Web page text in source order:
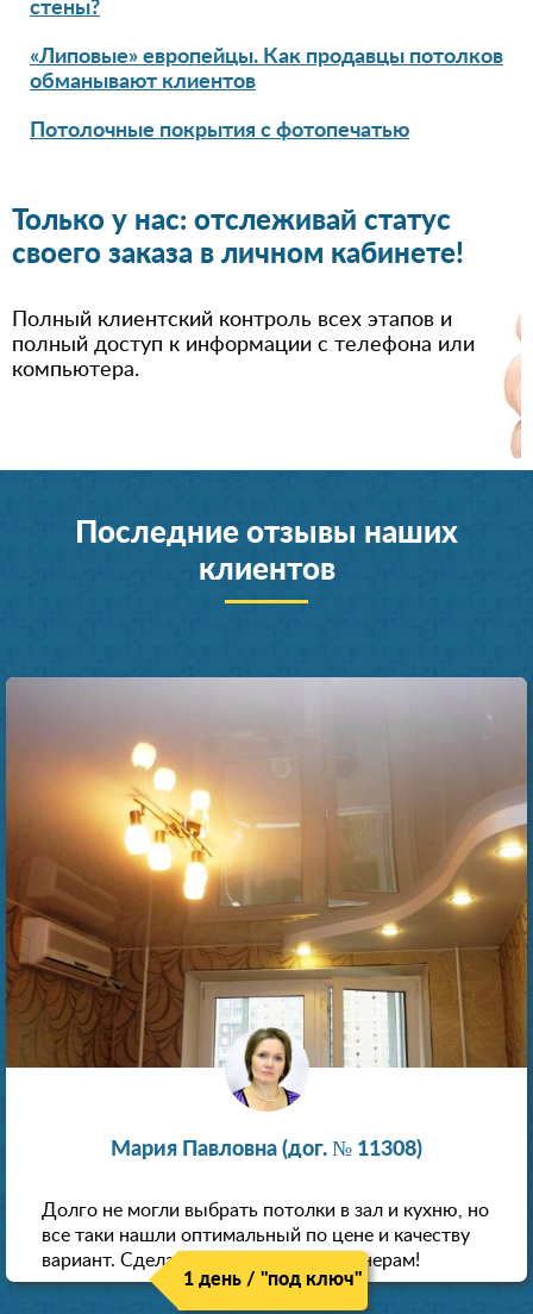
стены?
«Липовые» европейцы. Как продавцы потолков
обманывают клиентов
Потолочные покрытия с фотопечатью
Только у нас: отслеживай статус
своего заказа в личном кабинете!
Полный клиентский контроль всех этапов и
полный доступ к информации с телефона или
компьютера.
Последние отзывы наших
клиентов
Мария Павловна (дог. № 11308)
Долго не могли выбрать потолки в зал и кухню, но
все таки нашли оптимальный по цене и качеству
вариант. Сделали скидку как пенсионерам!
1 день / "под ключ"